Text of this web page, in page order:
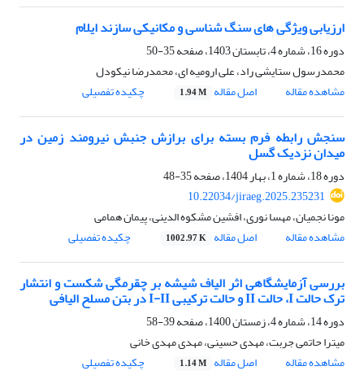
ارزیابی ویژگی های سنگ شناسی و مکانیکی سازند ایلام
دوره 16، شماره 4، تابستان 1403، صفحه
35-50
محمدرسول ستایشی راد، علی ارومیه ای، محمدرضا نیکودل
مشاهده مقاله
اصل مقاله 1.94 M چکیده تفصیلی
سنجش رابطه فرم بسته برای برازش جنبش نیرومند زمین در
میدان نزدیک گسل
دوره 18، شماره 1، بهار 1404، صفحه
35-48
10.22034/jiraeg.2025.235231
مونا نجمیان، مهسا نوری، افشین مشکوه الدینی، پیمان همامی
مشاهده مقاله
اصل مقاله 1002.97 K چکیده تفصیلی
بررسی آزمایشگاهی اثر الیاف شیشه بر چقرمگی شکست و انتشار
ترک حالت I، حالت II و حالت ترکیبی I-II در بتن مسلح الیافی
دوره 14، شماره 4، زمستان 1400، صفحه
39-58
میترا حاتمی جربت، مهدی حسینی، مهدی مهدی خانی
مشاهده مقاله
اصل مقاله 1.14 M چکیده تفصیلی